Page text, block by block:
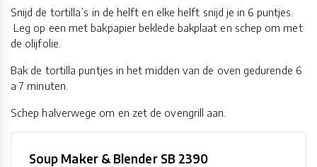
Snijd de tortilla’s in de helft en elke helft snijd je in 6 puntjes.
Leg op een met bakpapier beklede bakplaat en schep om met
de olijfolie.
Bak de tortilla puntjes in het midden van de oven gedurende 6
a 7 minuten.
Schep halverwege om en zet de ovengrill aan.
Soup Maker & Blender SB 2390